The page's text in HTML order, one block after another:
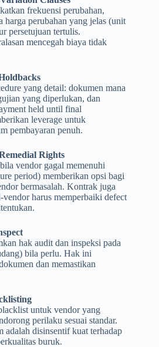
frekuensi perubahan,
perubahan yang jelas (unit
persetujuan tertulis.
mencegah biaya tidak
yang detail: dokumen mana
yang diperlukan, dan
held until final
leverage untuk
pembayaran penuh.
Rights
vendor gagal memenuhi
period) memberikan opsi bagi
bermasalah. Kontrak juga
harus memperbaiki defect
hak audit dan inspeksi pada
bila perlu. Hak ini
dan memastikan
untuk vendor yang
perilaku sesuai standar.
adalah disinsentif kuat terhadap
buruk.